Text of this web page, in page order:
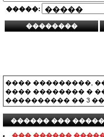
�����:
���� ���������,
���� �������� �
���������� �� 3
������ ���
��� ������